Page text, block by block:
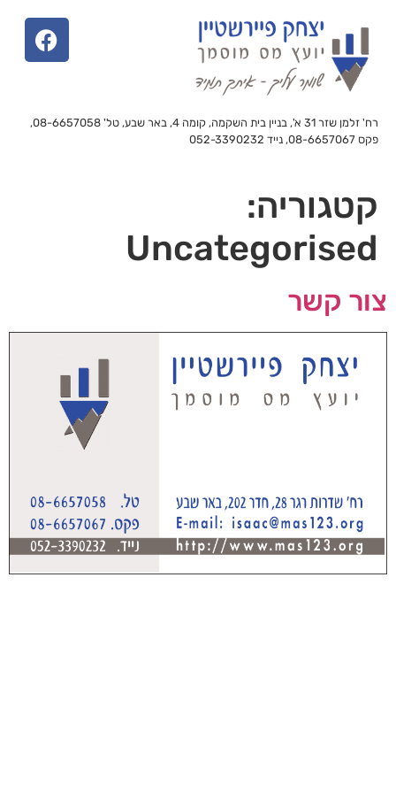
רח' זלמן שזר 31 א', בניין בית השקמה, קומה 4, באר שבע, טל' 08-6657058,
פקס 08-6657067, נייד 052-3390232
קטגוריה:
Uncategorised
צור קשר